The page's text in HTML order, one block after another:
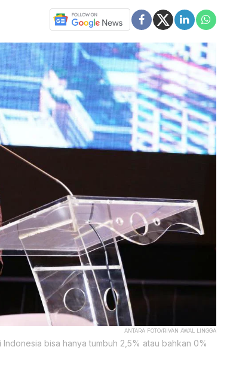
ANTARA FOTO/RIVAN AWAL LINGGA
bisa hanya tumbuh 2,5% atau bahkan 0%